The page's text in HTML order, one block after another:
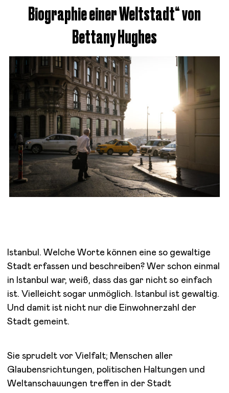
Biographie einer Weltstadt“ von
Bettany Hughes
Istanbul. Welche Worte können eine so gewaltige
Stadt erfassen und beschreiben? Wer schon einmal
in Istanbul war, weiß, dass das gar nicht so einfach
ist. Vielleicht sogar unmöglich. Istanbul ist gewaltig.
Und damit ist nicht nur die Einwohnerzahl der
Stadt gemeint.
Sie sprudelt vor Vielfalt; Menschen aller
Glaubensrichtungen, politischen Haltungen und
Weltanschauungen treffen in der Stadt